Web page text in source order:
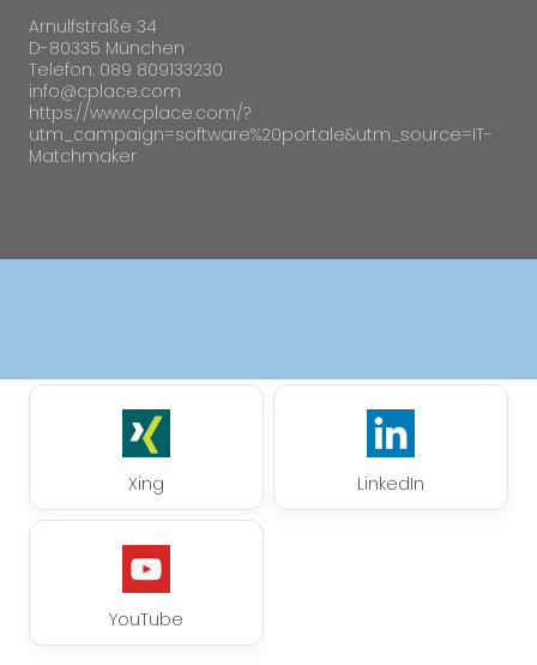
Arnulfstraße 34
D-80335 München
Telefon: 089 809133230
info@cplace.com
https://www.cplace.com/?
utm_campaign=software%20portale&utm_source=IT-
Matchmaker
Xing LinkedIn
YouTube